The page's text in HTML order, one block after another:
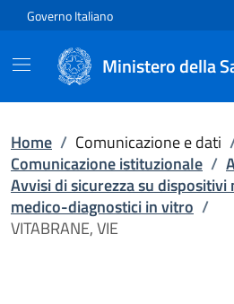
Vai direttamente al contenuto
Governo Italiano
Ministero della
Home / Comunicazione e dati
Comunicazione istituzionale /
Avvisi di sicurezza su
medico-diagnostici in vitro /
VITABRANE, VIE